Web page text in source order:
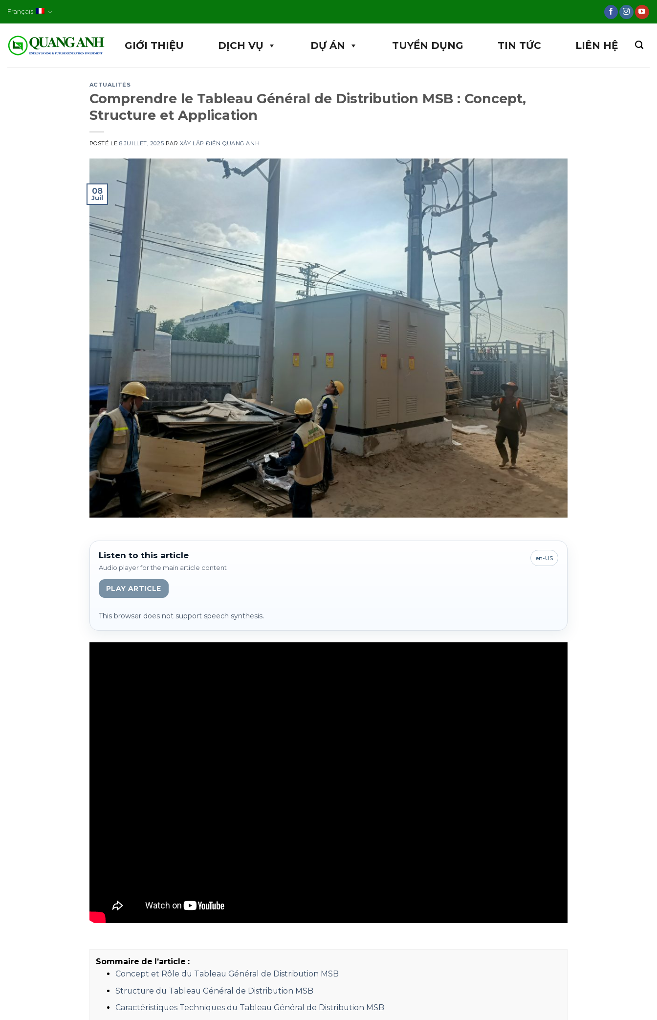
Français
GIỚI THIỆU DỊCH VỤ DỰ ÁN TUYỂN DỤNG TIN TỨC LIÊN HỆ
ACTUALITÉS
Comprendre le Tableau Général de Distribution MSB : Concept,
Structure et Application
POSTÉ LE 8 JUILLET, 2025 PAR XÂY LẮP ĐIỆN QUANG ANH
08
Juil
Listen to this article
Audio player for the main article content
en-US
PLAY ARTICLE
This browser does not support speech synthesis.
Sommaire de l’article :
Concept et Rôle du Tableau Général de Distribution MSB
Structure du Tableau Général de Distribution MSB
Caractéristiques Techniques du Tableau Général de Distribution MSB